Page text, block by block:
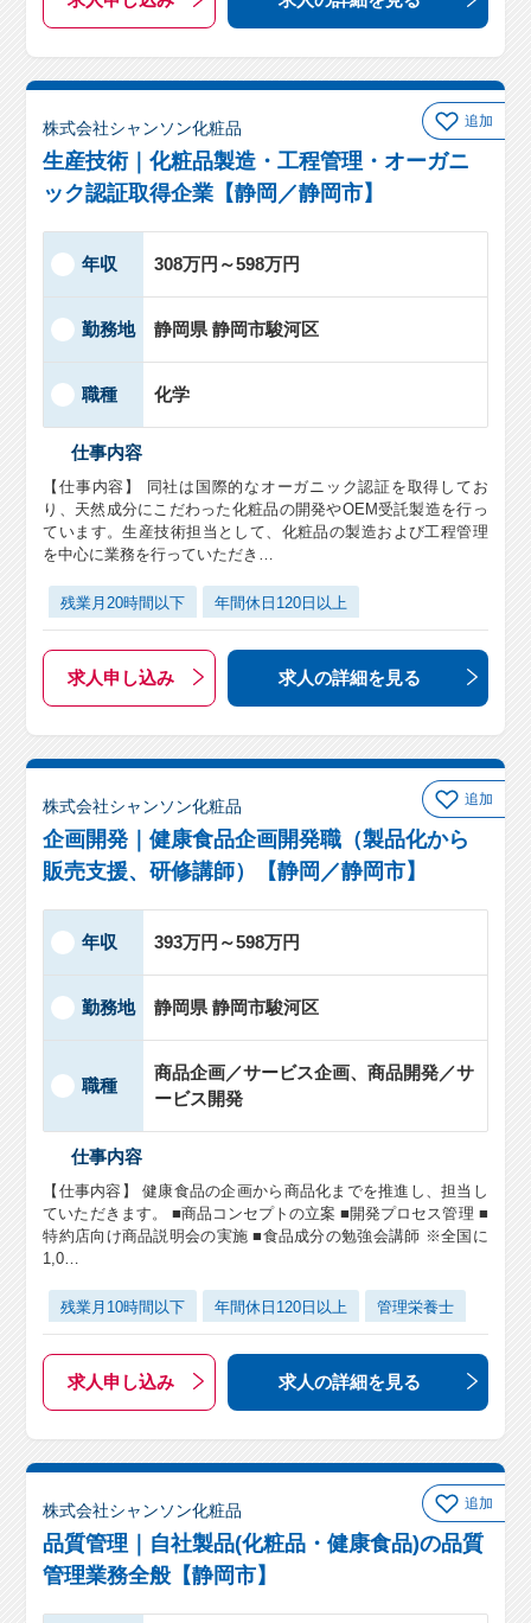
追加
株式会社シャンソン化粧品
生産技術｜化粧品製造・工程管理・オーガニ
ック認証取得企業【静岡／静岡市】
年収 308万円～598万円
勤務地 静岡県 静岡市駿河区
職種 化学
仕事内容
【仕事内容】 同社は国際的なオーガニック認証を取得してお
り、天然成分にこだわった化粧品の開発やOEM受託製造を行っ
ています。生産技術担当として、化粧品の製造および工程管理
を中心に業務を行っていただき…
残業月20時間以下 年間休日120日以上
求人申し込み 求人の詳細を見る
追加
株式会社シャンソン化粧品
企画開発｜健康食品企画開発職（製品化から
販売支援、研修講師）【静岡／静岡市】
年収 393万円～598万円
勤務地 静岡県 静岡市駿河区
職種
商品企画／サービス企画、商品開発／サ
ービス開発
仕事内容
【仕事内容】 健康食品の企画から商品化までを推進し、担当し
ていただきます。 ■商品コンセプトの立案 ■開発プロセス管理 ■
特約店向け商品説明会の実施 ■食品成分の勉強会講師 ※全国に
1,0…
残業月10時間以下 年間休日120日以上 管理栄養士
求人申し込み 求人の詳細を見る
追加
株式会社シャンソン化粧品
品質管理｜自社製品(化粧品・健康食品)の品質
管理業務全般【静岡市】